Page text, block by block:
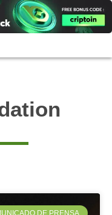
DE PRENSA